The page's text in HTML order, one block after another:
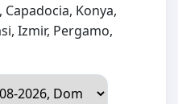
Konya,
Izmir, Pergamo,